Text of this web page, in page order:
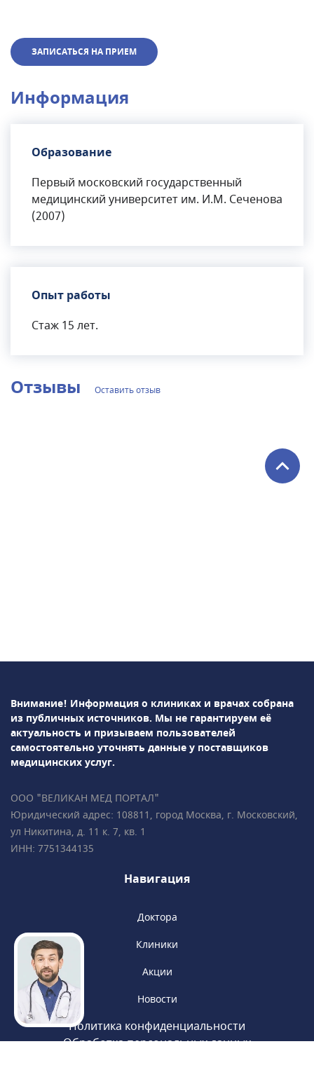
ЗАПИСАТЬСЯ НА ПРИЕМ
Информация
Образование
Первый московский государственный
медицинский университет им. И.М. Сеченова
(2007)
Опыт работы
Стаж 15 лет.
Отзывы Оставить отзыв
Внимание! Информация о клиниках и врачах собрана
из публичных источников. Мы не гарантируем её
актуальность и призываем пользователей
самостоятельно уточнять данные у поставщиков
медицинских услуг.
ООО "ВЕЛИКАН МЕД ПОРТАЛ"
Юридический адрес: 108811, город Москва, г. Московский,
ул Никитина, д. 11 к. 7, кв. 1
ИНН: 7751344135
Навигация
Доктора
Клиники
Акции
Новости
Политика конфиденциальности
Обработка персональных данных